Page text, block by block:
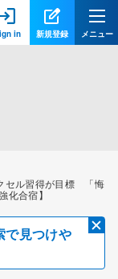
in 新規登録 メニュー
セル習得が目標 「悔
化合宿】
見つけや